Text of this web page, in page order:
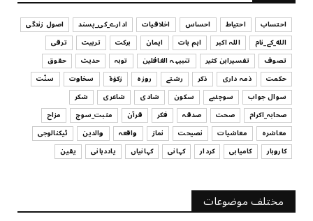
July 29, 2026
UNCATEGORIZED
اس وقت آپ کا موڈ کیسا ہے؟
July 29, 2026
UNCATEGORIZED
قرض لینے اور دینے میں ہوشیاری
July 29, 2026
آپ کا فیصلہ کرنے کا انداز
July 29, 2026
احتساب احتیاط احساس اخلاقیات ادارے_کی_پسند
اصول زندگی
الله_کے_نام
اللہ اکبر اہم بات ایمان برکت تربیت
ترقی
تصوف
تفسیرابن کثیر تنبیہہ الغافلین توبہ حدیث
حقوق
حکمت
ذمہ داری ذکر رشتے روزہ زکوٰۃ سخاوت
سنّت
سوال جواب
سوچئیے سکون شادی شاعری
شکر
صحابہ_اکرام
صحت صدقہ فکر قرآن مثبت_سوچ
مزاح
معاشرہ
معاشیات نصیحت نماز واقعہ والدین
ٹیکنالوجی
کاروبار
کامیابی کردار کہانی کہانیاں یاددہانی یقین
مختلف موضوعات